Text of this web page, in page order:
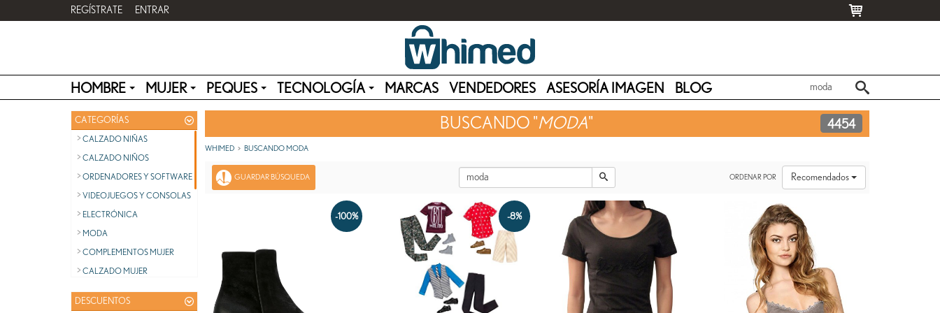
REGÍSTRATE ENTRAR
HOMBRE MUJER PEQUES TECNOLOGÍA MARCAS VENDEDORES ASESORÍA IMAGEN BLOG
CATEGORÍAS
CALZADO NIÑAS
CALZADO NIÑOS
ORDENADORES Y SOFTWARE
VIDEOJUEGOS Y CONSOLAS
ELECTRÓNICA
MODA
COMPLEMENTOS MUJER
CALZADO MUJER
SALUD Y BELLEZA PARA ELLA
DESCUENTOS
4454
BUSCANDO "MODA"
WHIMED BUSCANDO MODA
GUARDAR BÚSQUEDA ORDENAR POR Recomendados
-100% -8%